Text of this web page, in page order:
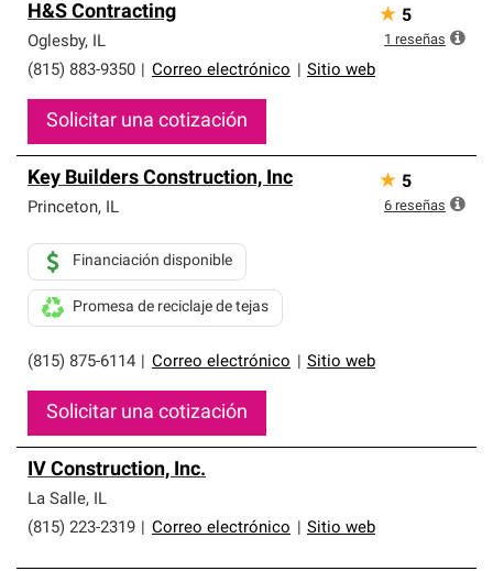
H&S Contracting
Oglesby, IL
(815) 883-9350
Correo electrónico Sitio web
Solicitar una cotización
★ 5
1 reseñas
Key Builders Construction, Inc
Princeton, IL
(815) 875-6114 Correo electrónico Sitio web
Financiación disponible
Promesa de reciclaje de tejas
Solicitar una cotización
★ 5
6 reseñas
IV Construction, Inc.
La Salle, IL
(815) 223-2319
Correo electrónico Sitio web